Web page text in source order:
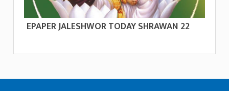
EPAPER JALESHWOR TODAY SHRAWAN 22